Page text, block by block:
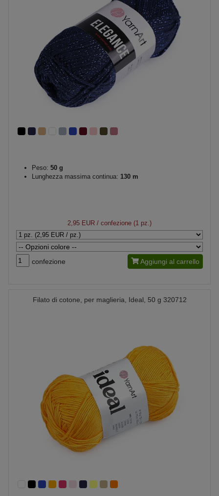
Peso: 50 g
Lunghezza massima continua: 130 m
2,95 EUR / confezione (1 pz.)
confezione Aggiungi al carrello
Filato di cotone, per maglieria, Ideal, 50 g 320712